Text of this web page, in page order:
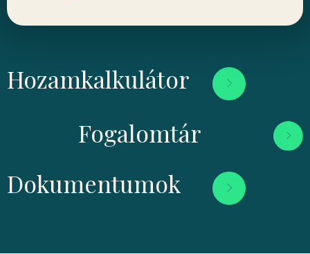
Hozamkalkulátor
Fogalomtár
Dokumentumok